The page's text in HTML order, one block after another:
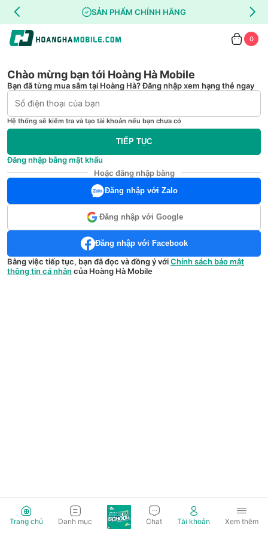
SẢN PHẨM CHÍNH HÃNG
0
Chào mừng bạn tới Hoàng Hà Mobile
Bạn đã từng mua sắm tại Hoàng Hà? Đăng nhập xem hạng thẻ ngay
Hệ thống sẽ kiểm tra và tạo tài khoản nếu bạn chưa có
TIẾP TỤC
Đăng nhập bằng mật khẩu
Hoặc đăng nhập bằng
Đăng nhập với Zalo
Đăng nhập với Google
Đăng nhập với Facebook
Bằng việc tiếp tục, bạn đã đọc và đồng ý vớiChính sách bảo mật
thông tin cá nhân của Hoàng Hà Mobile
Trang chủ Danh mục Chat Tài khoản Xem thêm